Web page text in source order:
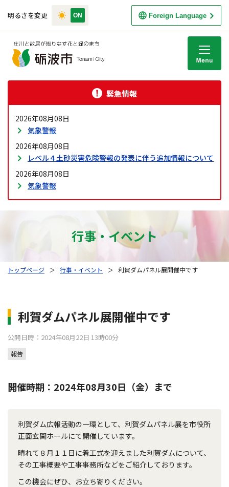
明るさを変更 Foreign Language
緊急情報
2026年08月08日
気象警報
2026年08月08日
レベル４土砂災害危険警報の発表に伴う追加情報について
2026年08月08日
気象警報
行事・イベント
トップページ ＞ 行事・イベント ＞ 利賀ダムパネル展開催中です
利賀ダムパネル展開催中です
公開日時：2024年08月22日 13時00分
報告
開催時期：2024年08月30日（金）まで
利賀ダム広報活動の一環として、利賀ダムパネル展を市役所
正面玄関ホールにて開催しています。
晴れて８月１１日に着工式を迎えました利賀ダムについて、
その工事概要や工事事務所などをご紹介しております。
この機会にぜひ、お立ち寄りください。